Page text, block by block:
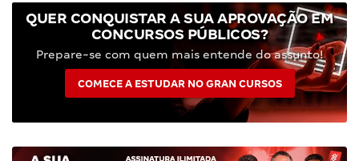
QUER CONQUISTAR A SUA APROVAÇÃO EM
CONCURSOS PÚBLICOS?
Prepare-se com quem mais entende do assunto!
COMECE A ESTUDAR NO GRAN CURSOS